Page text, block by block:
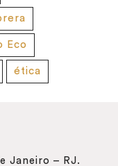
Eco
ética
Janeiro – RJ.